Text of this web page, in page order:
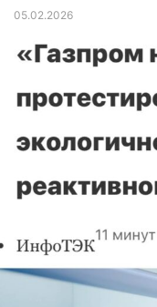
05.02.2026